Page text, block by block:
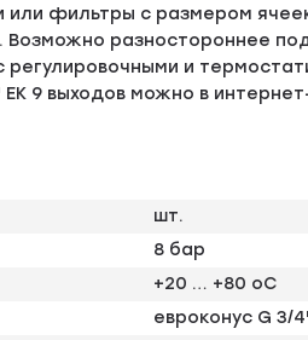
или фильтры с размером
Возможно разностороннее
и
9 выходов можно в
шт.
8 бар
+20 … +80 оС
евроконус G 3/